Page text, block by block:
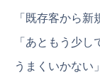
「既存客から新
「 あともう少し
うまくいかない」